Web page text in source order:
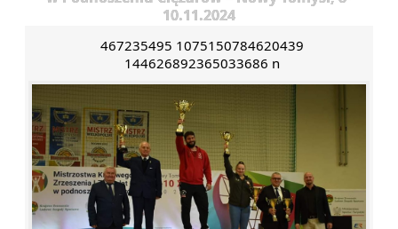
10.11.2024
467235495 1075150784620439
144626892365033686 n